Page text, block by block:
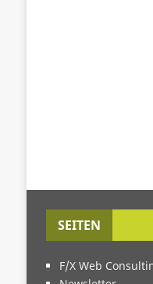
SEITEN
F/X Web